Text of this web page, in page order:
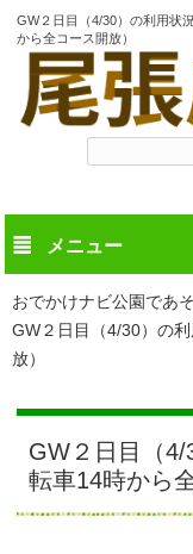
GW２日目（4/30）の利用状
から全コース開放）
メニュー
おでかけナビ公園であ
GW２日目（4/30）の
放）
GW２日目（4/
転車14時から